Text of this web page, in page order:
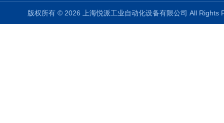
版权所有 © 2026 上海悦派工业自动化设备有限公司 All